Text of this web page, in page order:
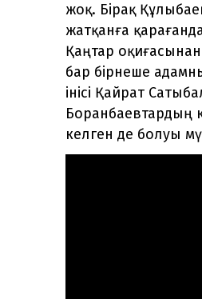
жоқ. Бірақ
жатқанға
Қаңтар
бар бірнеше
інісі Қайрат
Боранбаевтардың
келген де болуы